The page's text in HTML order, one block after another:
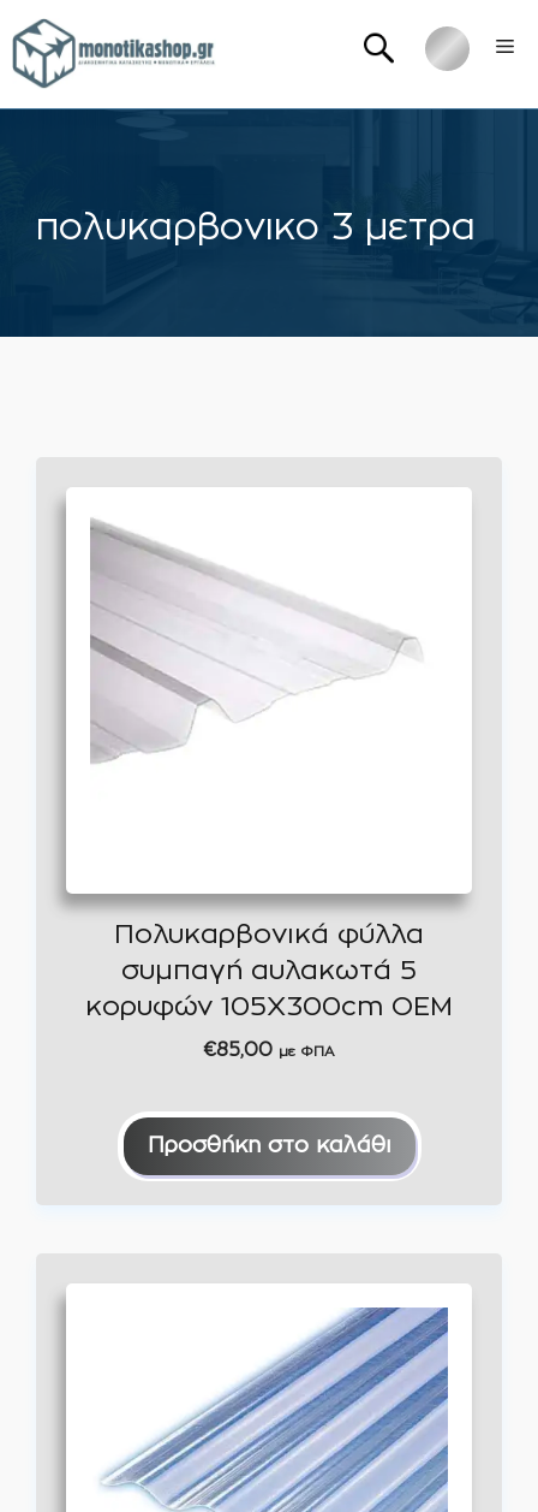
Μετάβαση
σε
περιεχόμενο
πολυκαρβονικο 3 μετρα
Πολυκαρβονικά φύλλα
συμπαγή αυλακωτά 5
κορυφών 105Χ300cm OEM
€85,00 με ΦΠΑ
Προσθήκη στο καλάθι